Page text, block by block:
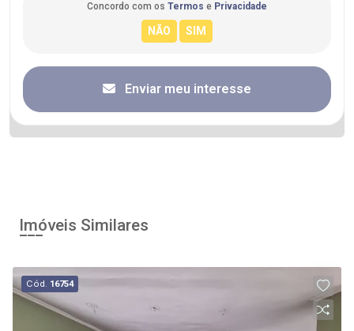
Concordo com os Termos e Privacidade
Enviar meu interesse
Imóveis Similares
Cód. 16754